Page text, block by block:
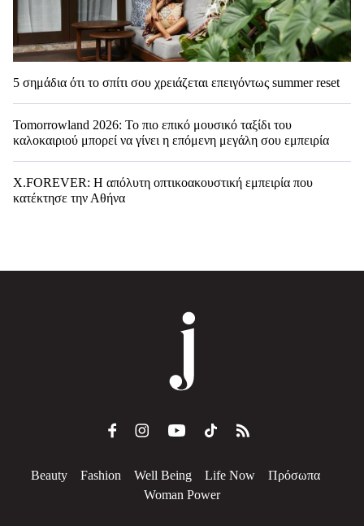
5 σημάδια ότι το σπίτι σου χρειάζεται επειγόντως summer reset
Tomorrowland 2026: Το πιο επικό μουσικό ταξίδι του
καλοκαιριού μπορεί να γίνει η επόμενη μεγάλη σου εμπειρία
X.FOREVER: Η απόλυτη οπτικοακουστική εμπειρία που
κατέκτησε την Αθήνα
Beauty Fashion Well Being Life Now
Πρόσωπα
Woman Power